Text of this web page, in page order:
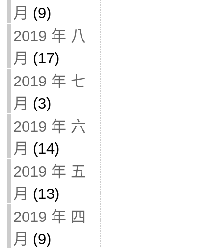
月 (9)
2019 年 八
月 (17)
2019 年 七
月 (3)
2019 年 六
月 (14)
2019 年 五
月 (13)
2019 年 四
月 (9)